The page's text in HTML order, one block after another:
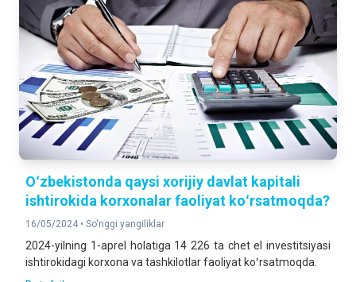
Oʻzbekistonda qaysi xorijiy davlat kapitali
ishtirokida korxonalar faoliyat koʻrsatmoqda?
16/05/2024 • So'nggi yangiliklar
2024-yilning 1-aprel holatiga 14 226 ta chet el investitsiyasi
ishtirokidagi korxona va tashkilotlar faoliyat koʻrsatmoqda.